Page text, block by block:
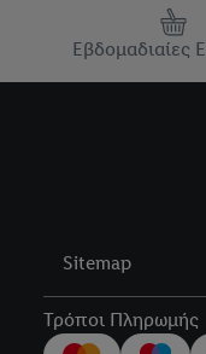
Εβδομαδιαίες
Sitemap
Τρόποι Πληρωμής